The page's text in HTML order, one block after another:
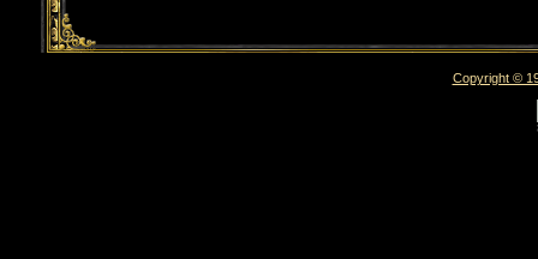
Copyright ©